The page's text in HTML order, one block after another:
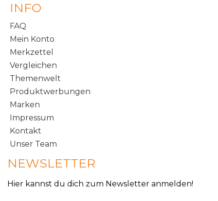
INFO
FAQ
Mein Konto
Merkzettel
Vergleichen
Themenwelt
Produktwerbungen
Marken
Impressum
Kontakt
Unser Team
NEWSLETTER
Hier kannst du dich zum Newsletter anmelden!